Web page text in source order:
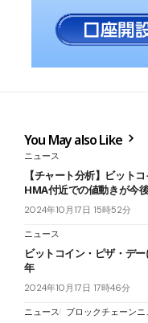
You May also Like
ニュース
【チャート分析】ビット
HMA付近での値動きが今
2024年10月17日 15時52分
ニュース
ビットコイン・ピザ・デ
年
2024年10月17日 17時46分
ニュース ブロックチェーンニ